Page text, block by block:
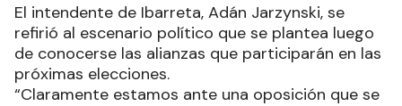
El intendente de Ibarreta, Adán Jarzynski, se
refirió al escenario político que se plantea luego
de conocerse las alianzas que participarán en las
próximas elecciones.
“Claramente estamos ante una oposición que se